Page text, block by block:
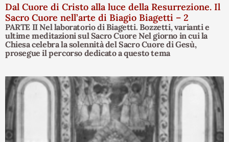
Dal Cuore di Cristo alla luce della Resurrezione. Il
Sacro Cuore nell’arte di Biagio Biagetti – 2
PARTE II Nel laboratorio di Biagetti. Bozzetti, varianti e
ultime meditazioni sul Sacro Cuore Nel giorno in cui la
Chiesa celebra la solennità del Sacro Cuore di Gesù,
prosegue il percorso dedicato a questo tema